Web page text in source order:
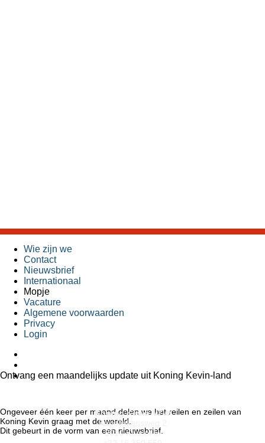
Wie zijn we
Contact
Nieuwsbrief
Internationaal
Mopje
Vacature
Algemene voorwaarden
Privacy
Login
Koning Kevin VZW
Kapellekensweg 2
3010 Kessel-lo
Ontvang een maandelijks update uit Koning Kevin-land
Ongeveer één keer per maand delen we het reilen en zeilen van
Koning Kevin graag met de wereld.
Dit gebeurt in de vorm van een nieuwsbrief.